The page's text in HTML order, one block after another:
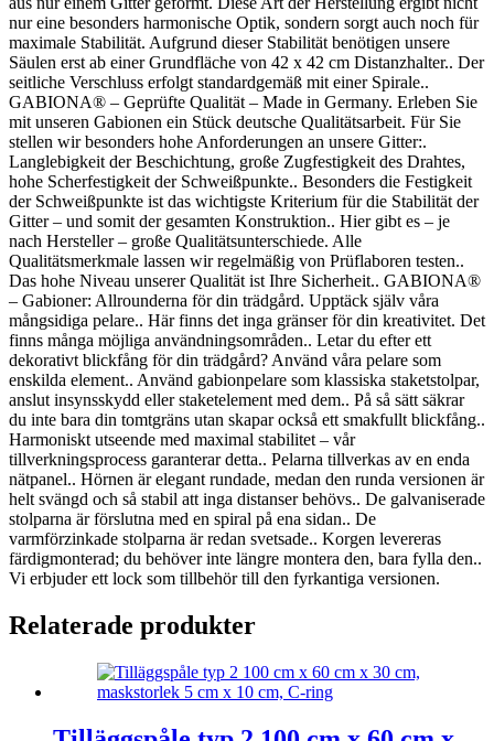
nur eine besonders harmonische Optik, sondern sorgt auch noch für
maximale Stabilität. Aufgrund dieser Stabilität benötigen unsere
Säulen erst ab einer Grundfläche von 42 x 42 cm Distanzhalter.. Der
seitliche Verschluss erfolgt standardgemäß mit einer Spirale..
GABIONA® – Geprüfte Qualität – Made in Germany. Erleben Sie
mit unseren Gabionen ein Stück deutsche Qualitätsarbeit. Für Sie
stellen wir besonders hohe Anforderungen an unsere Gitter:.
Langlebigkeit der Beschichtung, große Zugfestigkeit des Drahtes,
hohe Scherfestigkeit der Schweißpunkte.. Besonders die Festigkeit
der Schweißpunkte ist das wichtigste Kriterium für die Stabilität der
Gitter – und somit der gesamten Konstruktion.. Hier gibt es – je
nach Hersteller – große Qualitätsunterschiede. Alle
Qualitätsmerkmale lassen wir regelmäßig von Prüflaboren testen..
Das hohe Niveau unserer Qualität ist Ihre Sicherheit.. GABIONA®
– Gabioner: Allrounderna för din trädgård. Upptäck själv våra
mångsidiga pelare.. Här finns det inga gränser för din kreativitet. Det
finns många möjliga användningsområden.. Letar du efter ett
dekorativt blickfång för din trädgård? Använd våra pelare som
enskilda element.. Använd gabionpelare som klassiska staketstolpar,
anslut insynsskydd eller staketelement med dem.. På så sätt säkrar
du inte bara din tomtgräns utan skapar också ett smakfullt blickfång..
Harmoniskt utseende med maximal stabilitet – vår
tillverkningsprocess garanterar detta.. Pelarna tillverkas av en enda
nätpanel.. Hörnen är elegant rundade, medan den runda versionen är
helt svängd och så stabil att inga distanser behövs.. De galvaniserade
stolparna är förslutna med en spiral på ena sidan.. De
varmförzinkade stolparna är redan svetsade.. Korgen levereras
färdigmonterad; du behöver inte längre montera den, bara fylla den..
Vi erbjuder ett lock som tillbehör till den fyrkantiga versionen.
Relaterade produkter